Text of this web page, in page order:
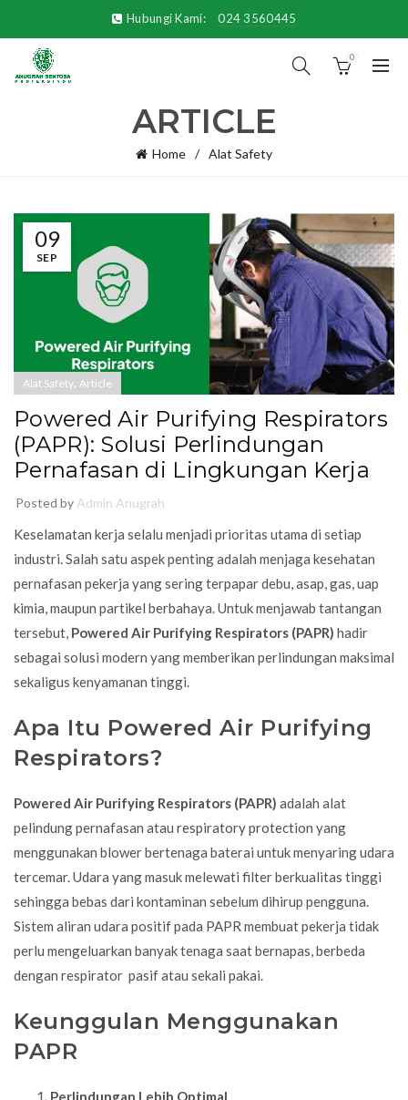
Hubungi Kami: 024 3560445
0
ARTICLE
Home Alat Safety
09
SEP
Alat Safety, Article
Powered Air Purifying Respirators
(PAPR): Solusi Perlindungan
Pernafasan di Lingkungan Kerja
Posted by Admin Anugrah
Keselamatan kerja selalu menjadi prioritas utama di setiap
industri. Salah satu aspek penting adalah menjaga kesehatan
pernafasan pekerja yang sering terpapar debu, asap, gas, uap
kimia, maupun partikel berbahaya. Untuk menjawab tantangan
tersebut, Powered Air Purifying Respirators (PAPR) hadir
sebagai solusi modern yang memberikan perlindungan maksimal
sekaligus kenyamanan tinggi.
Apa Itu Powered Air Purifying
Respirators?
Powered Air Purifying Respirators (PAPR) adalah alat
pelindung pernafasan atau respiratory protection yang
menggunakan blower bertenaga baterai untuk menyaring udara
tercemar. Udara yang masuk melewati filter berkualitas tinggi
sehingga bebas dari kontaminan sebelum dihirup pengguna.
Sistem aliran udara positif pada PAPR membuat pekerja tidak
perlu mengeluarkan banyak tenaga saat bernapas, berbeda
dengan respirator pasif atau sekali pakai.
Keunggulan Menggunakan
PAPR
Perlindungan Lebih Optimal